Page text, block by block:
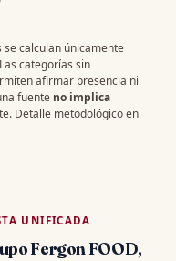
se calculan únicamente
categorías sin
afirmar presencia ni
fuente no implica
Detalle metodológico en
UNIFICADA
Fergon FOOD,